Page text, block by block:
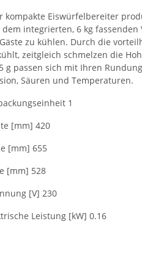
kompakte Eiswürfelbereiter
integrierten, 6 kg
zu kühlen. Durch die
zeitgleich schmelzen die
g passen sich mit Ihren
Säuren und Temperaturen.
1
[mm] 420
[mm] 655
[mm] 528
[V] 230
Leistung [kW] 0.16